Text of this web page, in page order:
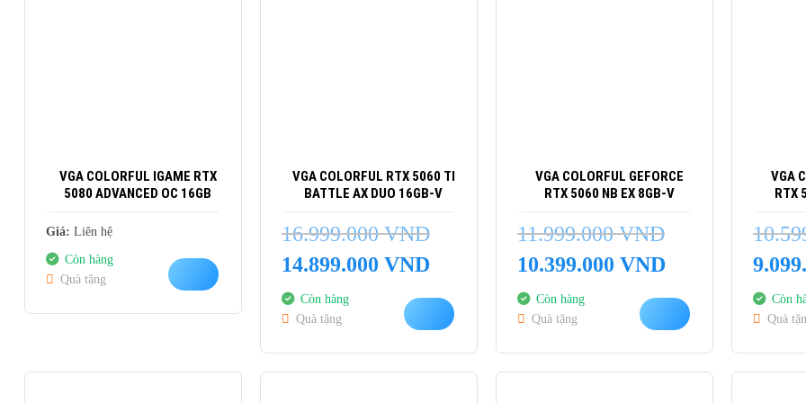
VGA COLORFUL IGAME RTX
5080 ADVANCED OC 16GB
Giá: Liên hệ
Còn hàng
Quà tặng
VGA COLORFUL RTX 5060 TI
BATTLE AX DUO 16GB-V
16.999.000VND
Giá
là:
16.999.000 VND.
14.899.000 VND
tại
Còn hàng
Quà tặng
VGA COLORFUL GEFORCE
RTX 5060 NB EX 8GB-V
11.999.000VND
Giá
là:
11.999.000 VND.
10.399.000 VND
tại
Còn hàng
Quà tặng
VGA
RTX
Giá
là: Còn
Quà